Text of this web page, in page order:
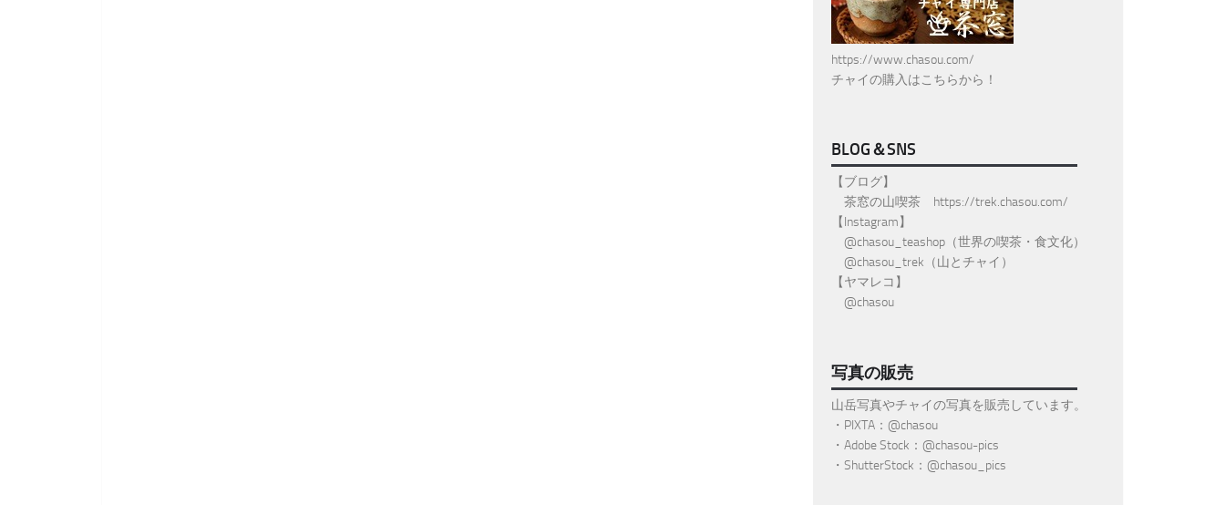
https://www.chasou.com/
チャイの購入はこちらから！
BLOG＆SNS
【ブログ】
茶窓の山喫茶 https://trek.chasou.com/
【Instagram】
@chasou_teashop （世界の喫茶・食文化）
@chasou_trek （山とチャイ）
【ヤマレコ】
@chasou
写真の販売
山岳写真やチャイの写真を販売しています。
・PIXTA：@chasou
・Adobe Stock：@chasou-pics
・ShutterStock：@chasou_pics